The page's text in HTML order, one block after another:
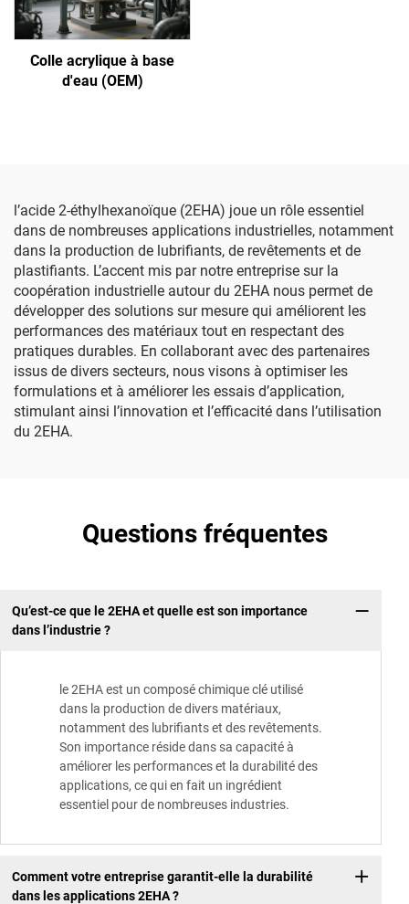
Colle acrylique à base
d'eau (OEM)
l’acide 2-éthylhexanoïque (2EHA) joue un rôle essentiel
dans de nombreuses applications industrielles, notamment
dans la production de lubrifiants, de revêtements et de
plastifiants. L’accent mis par notre entreprise sur la
coopération industrielle autour du 2EHA nous permet de
développer des solutions sur mesure qui améliorent les
performances des matériaux tout en respectant des
pratiques durables. En collaborant avec des partenaires
issus de divers secteurs, nous visons à optimiser les
formulations et à améliorer les essais d’application,
stimulant ainsi l’innovation et l’efficacité dans l’utilisation
du 2EHA.
Questions fréquentes
Qu’est-ce que le 2EHA et quelle est son importance
dans l’industrie ?
le 2EHA est un composé chimique clé utilisé
dans la production de divers matériaux,
notamment des lubrifiants et des revêtements.
Son importance réside dans sa capacité à
améliorer les performances et la durabilité des
applications, ce qui en fait un ingrédient
essentiel pour de nombreuses industries.
Comment votre entreprise garantit-elle la durabilité
dans les applications 2EHA ?